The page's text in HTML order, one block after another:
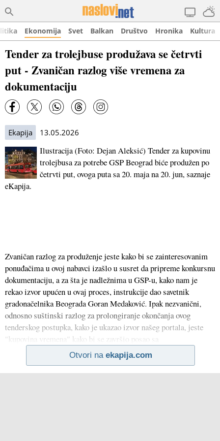
Ekonomija Svet Balkan Društvo Hronika Kultura
Tender za trolejbuse produžava se četrvti
put - Zvaničan razlog više vremena za
dokumentaciju
Ekapija 13.05.2026
Ilustracija (Foto: Dejan Aleksić) Tender za kupovinu
trolejbusa za potrebe GSP Beograd biće produžen po
četrvti put, ovoga puta sa 20. maja na 20. jun, saznaje
eKapija.
Zvaničan razlog za produženje jeste kako bi se zainteresovanim
ponuđačima u ovoj nabavci izašlo u susret da pripreme konkursnu
dokumentaciju, a za šta je nadležnima u GSP-u, kako nam je
rekao izvor upućen u ovaj proces, instrukcije dao savetnik
gradonačelnika Beograda Goran Medaković. Ipak nezvanični,
odnosno suštinski razlog za prolongiranje okončanja ovog
tenderskog postupka, kako je ukazao izvor našeg portala, jeste
"kupovina vremena" kako bi se završio posao sa
Otvori na ekapija.com